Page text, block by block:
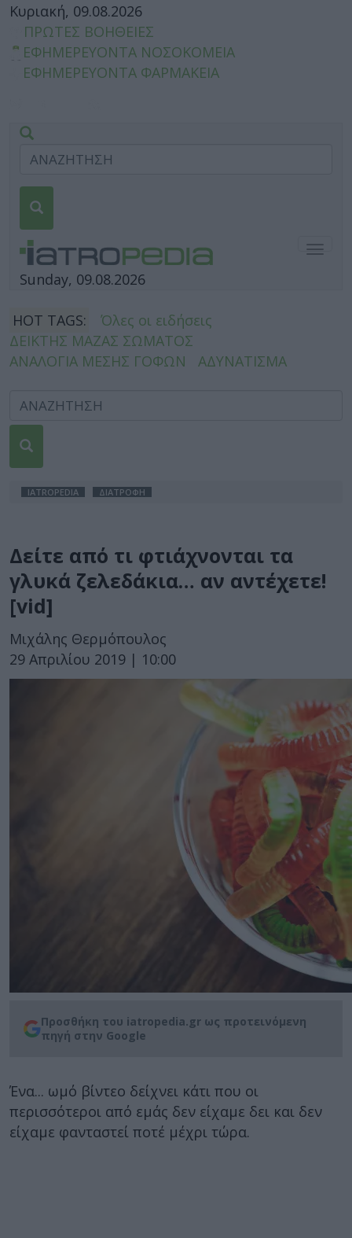
Κυριακή, 09.08.2026
ΠΡΩΤΕΣ ΒΟΗΘΕΙΕΣ
ΕΦΗΜΕΡΕΥΟΝΤΑ ΝΟΣΟΚΟΜΕΙΑ
ΕΦΗΜΕΡΕΥΟΝΤΑ ΦΑΡΜΑΚΕΙΑ
Sunday, 09.08.2026
HOT TAGS:
Όλες οι ειδήσεις
ΔΕΙΚΤΗΣ ΜΑΖΑΣ ΣΩΜΑΤΟΣ
ΑΝΑΛΟΓΙΑ ΜΕΣΗΣ ΓΟΦΩΝ
ΑΔΥΝΑΤΙΣΜΑ
IATROPEDIA ΔΙΑΤΡΟΦΗ
Δείτε από τι φτιάχνονται τα
γλυκά ζελεδάκια… αν αντέχετε!
[vid]
Μιχάλης Θερμόπουλος
29 Απριλίου 2019 | 10:00
Προσθήκη του iatropedia.gr ως προτεινόμενη
πηγή στην Google
Ένα... ωμό βίντεο δείχνει κάτι που οι
περισσότεροι από εμάς δεν είχαμε δει και δεν
είχαμε φανταστεί ποτέ μέχρι τώρα.